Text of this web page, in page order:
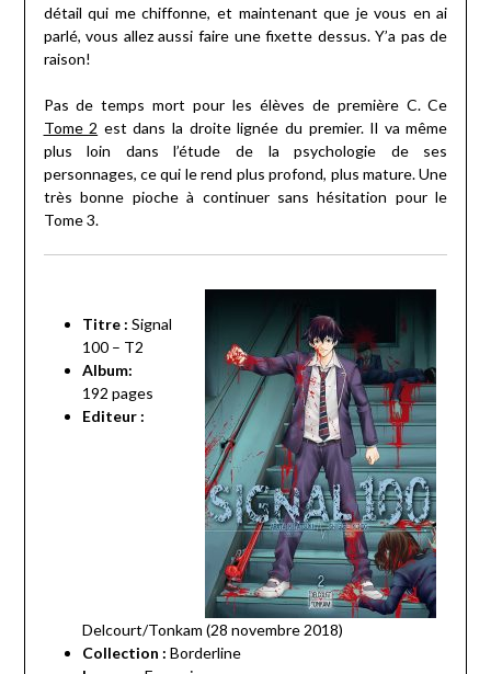
détail qui me chiffonne, et maintenant que je vous en ai
parlé, vous allez aussi faire une fixette dessus. Y’a pas de
raison!
Pas de temps mort pour les élèves de première C. Ce
Tome 2 est dans la droite lignée du premier. Il va même
plus loin dans l’étude de la psychologie de ses
personnages, ce qui le rend plus profond, plus mature. Une
très bonne pioche à continuer sans hésitation pour le
Tome 3.
Titre : Signal
100 – T2
Album:
192 pages
Editeur :
Delcourt/Tonkam (28 novembre 2018)
Collection : Borderline